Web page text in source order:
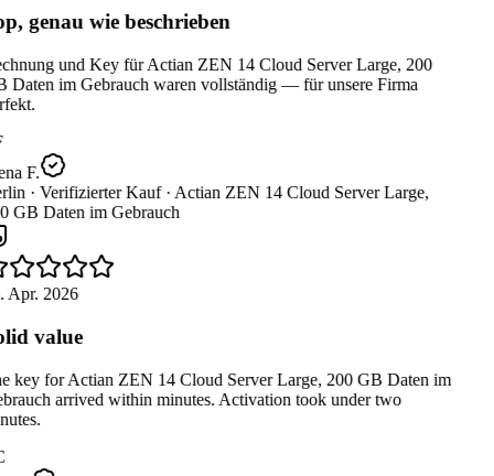
genau wie beschrieben
und Key für Actian ZEN 14 Cloud Server Large, 200
Daten im Gebrauch waren vollständig — für unsere Firma
F.
· Verifizierter Kauf · Actian ZEN 14 Cloud Server Large,
GB Daten im Gebrauch
Apr. 2026
value
key for Actian ZEN 14 Cloud Server Large, 200 GB Daten im
arrived within minutes. Activation took under two